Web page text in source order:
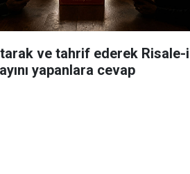
ve tahrif ederek Risale-i
yapanlara cevap